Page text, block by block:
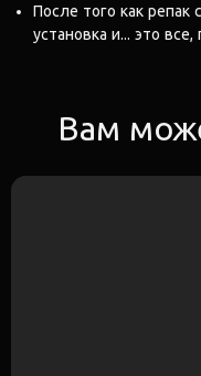
После того как репак
установка и... это
Вам